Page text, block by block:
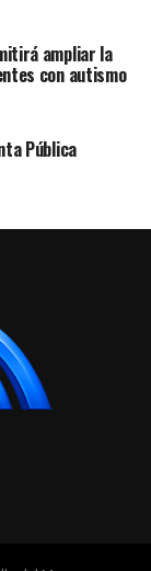
ampliar la
con autismo
Pública